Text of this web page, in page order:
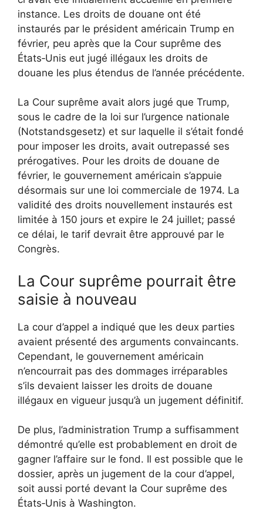
instance. Les droits de douane ont été
instaurés par le président américain Trump en
février, peu après que la Cour suprême des
États‑Unis eut jugé illégaux les droits de
douane les plus étendus de l’année précédente.
La Cour suprême avait alors jugé que Trump,
sous le cadre de la loi sur l’urgence nationale
(Notstandsgesetz) et sur laquelle il s’était fondé
pour imposer les droits, avait outrepassé ses
prérogatives. Pour les droits de douane de
février, le gouvernement américain s’appuie
désormais sur une loi commerciale de 1974. La
validité des droits nouvellement instaurés est
limitée à 150 jours et expire le 24 juillet; passé
ce délai, le tarif devrait être approuvé par le
Congrès.
La Cour suprême pourrait être
saisie à nouveau
La cour d’appel a indiqué que les deux parties
avaient présenté des arguments convaincants.
Cependant, le gouvernement américain
n’encourrait pas des dommages irréparables
s’ils devaient laisser les droits de douane
illégaux en vigueur jusqu’à un jugement définitif.
De plus, l’administration Trump a suffisamment
démontré qu’elle est probablement en droit de
gagner l’affaire sur le fond. Il est possible que le
dossier, après un jugement de la cour d’appel,
soit aussi porté devant la Cour suprême des
États‑Unis à Washington.